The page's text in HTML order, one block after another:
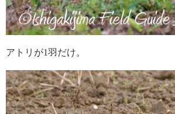
アトリが1羽だけ。